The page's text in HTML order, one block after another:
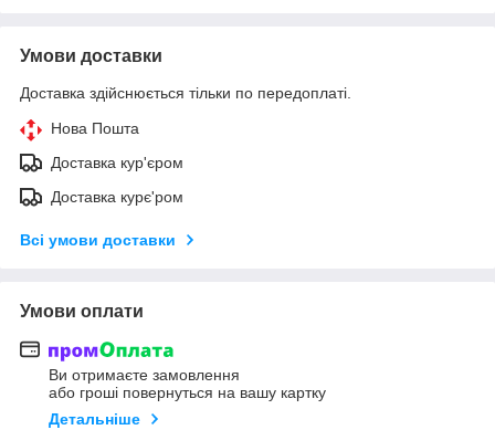
Умови доставки
Доставка здійснюється тільки по передоплаті.
Нова Пошта
Доставка кур'єром
Доставка курє'ром
Всі умови доставки
Умови оплати
Ви отримаєте замовлення
або гроші повернуться на вашу картку
Детальніше